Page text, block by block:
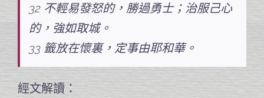
32 不輕易發怒的，勝過勇士；治服己心
的，強如取城。
33 籤放在懷裏，定事由耶和華。
經文解讀：